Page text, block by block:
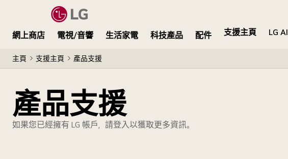
網上商店 電視/音響 生活家電 科技產品 配件 支援主頁
LG AI
主頁 支援主頁 產品支援
產品支援
如果您已經擁有 LG 帳戶，請登入以獲取更多資訊。